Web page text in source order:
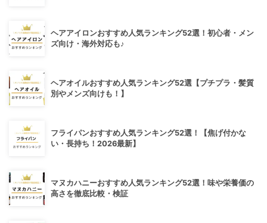
ヘアアイロンおすすめ人気ランキング52選！初心者・メン
ズ向け・海外対応も♪
ヘアオイルおすすめ人気ランキング52選【プチプラ・髪質
別やメンズ向けも！】
フライパンおすすめ人気ランキング52選！【焦げ付かな
い・長持ち！2026最新】
マヌカハニーおすすめ人気ランキング52選！味や栄養価の
高さを徹底比較・検証